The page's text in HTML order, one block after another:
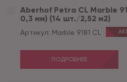
Aberhof Petra CL Marble
0,3 мм) (14 шт./2,52 м2)
Артикул: Marble 9181 CL
ПОДРОБНЕЕ